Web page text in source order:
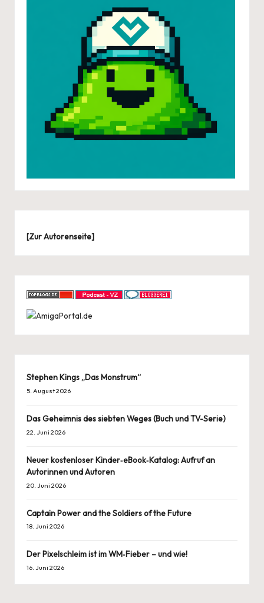
[Zur Autorenseite]
Stephen Kings „Das Monstrum“
5. August 2026
Das Geheimnis des siebten Weges (Buch und TV-Serie)
22. Juni 2026
Neuer kostenloser Kinder‑eBook‑Katalog: Aufruf an
Autorinnen und Autoren
20. Juni 2026
Captain Power and the Soldiers of the Future
18. Juni 2026
Der Pixelschleim ist im WM‑Fieber – und wie!
16. Juni 2026